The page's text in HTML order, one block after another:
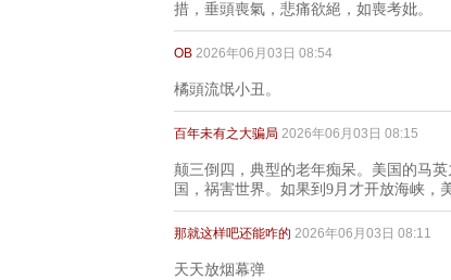
措，垂頭喪氣，悲痛欲絕，如喪考妣。
OB 2026年06月03日 08:54
橘頭流氓小丑。
百年未有之大骗局 2026年06月03日 08:15
颠三倒四，典型的老年痴呆。美国的马
国，祸害世界。如果到9月才开放海峡，
那就这样吧还能咋的 2026年06月03日 08:11
天天放烟幕弹